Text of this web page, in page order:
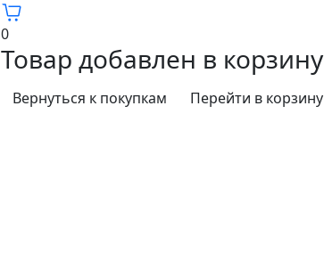
0
Товар добавлен в корзину
Вернуться к покупкам
Перейти в корзину